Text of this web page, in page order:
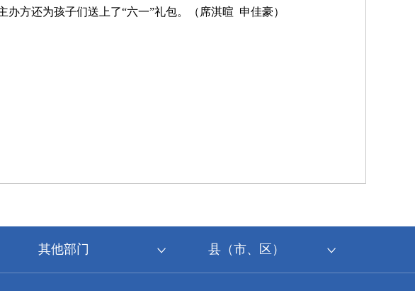
方还为孩子们送上了“六一”礼包。（席淇暄 申佳豪）
其他部门 县（市、区）